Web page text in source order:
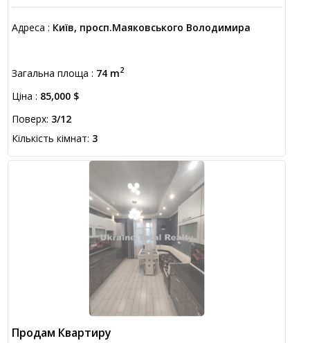
Адреса : Київ, просп.Маяковського Володимира
Загальна площа : 74 m2
Ціна : 85,000 $
Поверх: 3/12
Кількість кімнат: 3
Продам Квартиру